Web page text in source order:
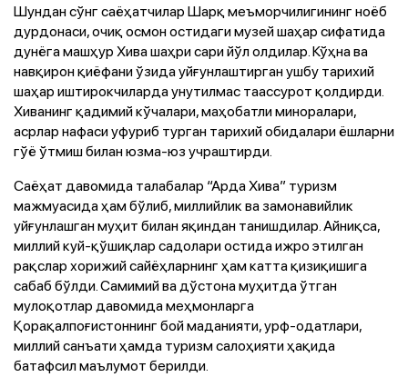
Шундан сўнг саёҳатчилар Шарқ меъморчилигининг ноёб
дурдонаси, очиқ осмон остидаги музей шаҳар сифатида
дунёга машҳур Хива шаҳри сари йўл олдилар. Кўҳна ва
навқирон қиёфани ўзида уйғунлаштирган ушбу тарихий
шаҳар иштирокчиларда унутилмас таассурот қолдирди.
Хиванинг қадимий кўчалари, маҳобатли миноралари,
асрлар нафаси уфуриб турган тарихий обидалари ёшларни
гўё ўтмиш билан юзма-юз учраштирди.
Саёҳат давомида талабалар “Арда Хива” туризм
мажмуасида ҳам бўлиб, миллийлик ва замонавийлик
уйғунлашган муҳит билан яқиндан танишдилар. Айниқса,
миллий куй-қўшиқлар садолари остида ижро этилган
рақслар хорижий сайёҳларнинг ҳам катта қизиқишига
сабаб бўлди. Самимий ва дўстона муҳитда ўтган
мулоқотлар давомида меҳмонларга
Қорақалпоғистоннинг бой маданияти, урф-одатлари,
миллий санъати ҳамда туризм салоҳияти ҳақида
батафсил маълумот берилди.